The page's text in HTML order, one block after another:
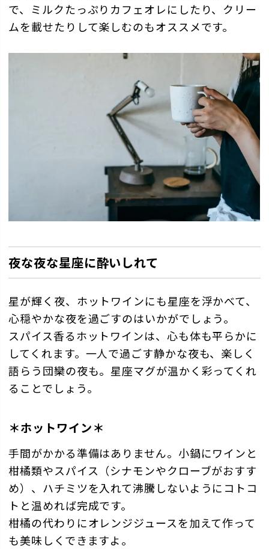
で、ミルクたっぷりカフェオレにしたり、クリー
ムを載せたりして楽しむのもオススメです。
夜な夜な星座に酔いしれて
星が輝く夜、ホットワインにも星座を浮かべて、
心穏やかな夜を過ごすのはいかがでしょう。
スパイス香るホットワインは、心も体も平らかに
してくれます。一人で過ごす静かな夜も、楽しく
語らう団欒の夜も。星座マグが温かく彩ってくれ
ることでしょう。
＊ホットワイン＊
手間がかかる準備はありません。小鍋にワインと
柑橘類やスパイス（シナモンやクローブがおすす
め）、ハチミツを入れて沸騰しないようにコトコ
トと温めれば完成です。
柑橘の代わりにオレンジジュースを加えて作って
も美味しくできますよ。